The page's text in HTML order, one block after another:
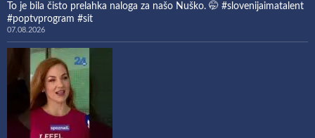
To je bila čisto prelahka naloga za našo Nuško. 🤭 #slovenijaimatalent
#poptvprogram #sit
07.08.2026